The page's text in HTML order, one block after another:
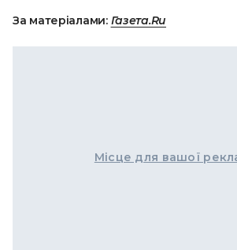
За матеріалами: Газета.Ru
Місце для вашої